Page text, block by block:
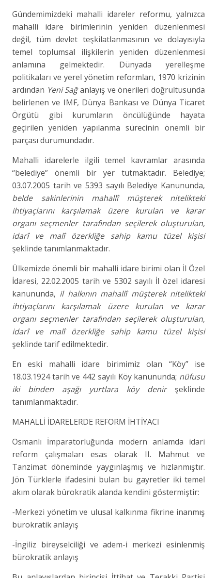
Gündemimizdeki mahalli idareler reformu, yalnızca
mahalli idare birimlerinin yeniden düzenlenmesi
değil, tüm devlet teşkilatlanmasının ve dolayısıyla
temel toplumsal ilişkilerin yeniden düzenlenmesi
anlamına gelmektedir. Dünyada yerelleşme
politikaları ve yerel yönetim reformları, 1970 krizinin
ardından Yeni Sağanlayış ve önerileri doğrultusunda
belirlenen ve IMF, Dünya Bankası ve Dünya Ticaret
Örgütü gibi kurumların öncülüğünde hayata
geçirilen yeniden yapılanma sürecinin önemli bir
parçası durumundadır.
Mahalli idarelerle ilgili temel kavramlar arasında
“belediye” önemli bir yer tutmaktadır. Belediye;
03.07.2005 tarih ve 5393 sayılı Belediye Kanununda,
beldesakinlerinin mahallî müşterek nitelikteki
ihtiyaçlarını karşılamak üzere kurulan ve karar
organı seçmenler tarafından seçilerek oluşturulan,
idarî ve malî özerkliğe sahip kamu tüzel kişisi
şeklinde tanımlanmaktadır.
Ülkemizde önemli bir mahalli idare birimi olan İl Özel
İdaresi, 22.02.2005 tarih ve 5302 sayılı İl özel idaresi
kanununda, il halkının mahallî müşterek nitelikteki
ihtiyaçlarını karşılamak üzere kurulan ve karar
organı seçmenler tarafından seçilerek oluşturulan,
idarî ve malî özerkliğe sahip kamu tüzel kişisi
şeklinde tarif edilmektedir.
En eski mahalli idare birimimiz olan “Köy” ise
18.03.1924 tarih ve 442 sayılı Köy kanununda; nüfusu
iki binden aşağı yurtlara köy denirşeklinde
tanımlanmaktadır.
MAHALLİ İDARELERDE REFORM İHTİYACI
Osmanlı İmparatorluğunda modern anlamda idari
reform çalışmaları esas olarak II. Mahmut ve
Tanzimat döneminde yaygınlaşmış ve hızlanmıştır.
Jön Türklerle ifadesini bulan bu gayretler iki temel
akım olarak bürokratik alanda kendini göstermiştir:
-Merkezi yönetim ve ulusal kalkınma fikrine inanmış
bürokratik anlayış
-İngiliz bireyselciliği ve adem-i merkezi esinlenmiş
bürokratik anlayış